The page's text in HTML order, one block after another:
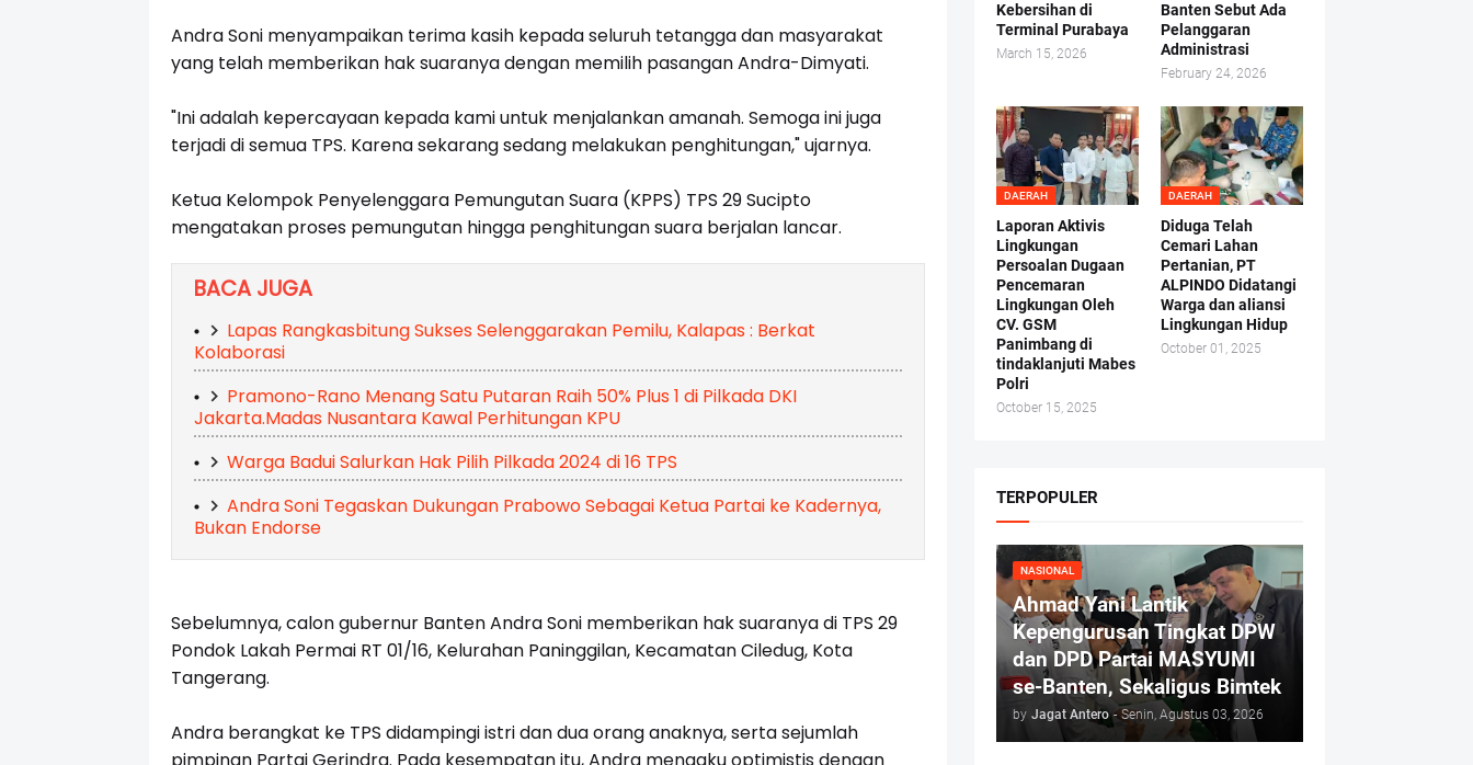
Andra Soni menyampaikan terima kasih kepada seluruh tetangga dan masyarakat
yang telah memberikan hak suaranya dengan memilih pasangan Andra-Dimyati.
"Ini adalah kepercayaan kepada kami untuk menjalankan amanah. Semoga ini juga
terjadi di semua TPS. Karena sekarang sedang melakukan penghitungan," ujarnya.
Ketua Kelompok Penyelenggara Pemungutan Suara (KPPS) TPS 29 Sucipto
mengatakan proses pemungutan hingga penghitungan suara berjalan lancar.
BACA JUGA
Lapas Rangkasbitung Sukses Selenggarakan Pemilu, Kalapas : Berkat
Kolaborasi
Pramono-Rano Menang Satu Putaran Raih 50% Plus 1 di Pilkada DKI
Jakarta.Madas Nusantara Kawal Perhitungan KPU
Warga Badui Salurkan Hak Pilih Pilkada 2024 di 16 TPS
Andra Soni Tegaskan Dukungan Prabowo Sebagai Ketua Partai ke Kadernya,
Bukan Endorse
Sebelumnya, calon gubernur Banten Andra Soni memberikan hak suaranya di TPS 29
Pondok Lakah Permai RT 01/16, Kelurahan Paninggilan, Kecamatan Ciledug, Kota
Tangerang.
Andra berangkat ke TPS didampingi istri dan dua orang anaknya, serta sejumlah
Kebersihan di
Terminal Purabaya
March 15, 2026
Banten Sebut Ada
Pelanggaran
Administrasi
February 24, 2026
DAERAH
Laporan Aktivis
Lingkungan
Persoalan Dugaan
Pencemaran
Lingkungan Oleh
CV. GSM
Panimbang di
tindaklanjuti Mabes
Polri
October 15, 2025
DAERAH
Diduga Telah
Cemari Lahan
Pertanian, PT
ALPINDO Didatangi
Warga dan aliansi
Lingkungan Hidup
October 01, 2025
TERPOPULER
NASIONAL
Ahmad Yani Lantik
Kepengurusan Tingkat DPW
dan DPD Partai MASYUMI
se-Banten, Sekaligus Bimtek
by Jagat Antero - Senin, Agustus 03, 2026